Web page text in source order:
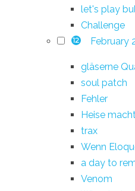
let's play
Challenge
12 February
gläserne
soul patch
Fehler
Heise
trax
Wenn
a day to
Venom